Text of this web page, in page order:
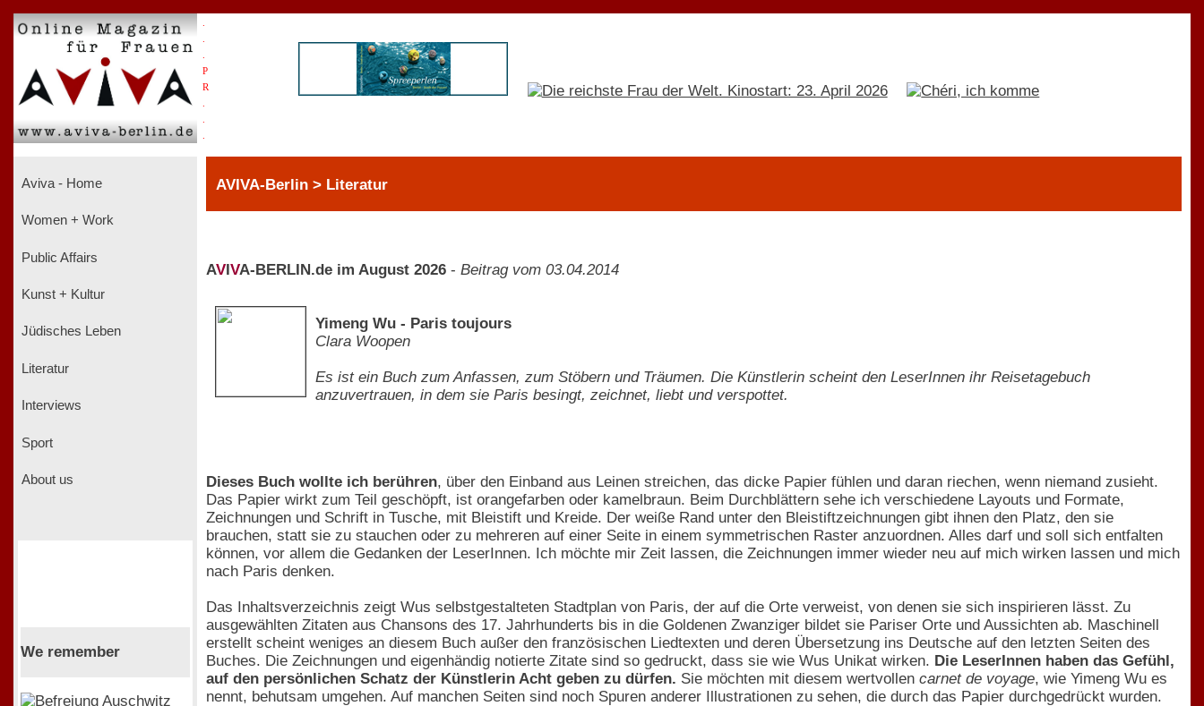
P
R
Aviva - Home
Women + Work
Public Affairs
Kunst + Kultur
Jüdisches Leben
Literatur
Interviews
Sport
About us
We remember
AVIVA-Berlin > Literatur
AV VA-BERLIN.de im August 2026 - Beitrag vom 03.04.2014
Yimeng Wu - Paris toujours
Clara Woopen
Es ist ein Buch zum Anfassen, zum Stöbern und Träumen. Die Künstlerin scheint den LeserInnen ihr Reisetagebuch
anzuvertrauen, in dem sie Paris besingt, zeichnet, liebt und verspottet.
Dieses Buch wollte ich berühren, über den Einband aus Leinen streichen, das dicke Papier fühlen und daran riechen, wenn niemand zusieht.
Das Papier wirkt zum Teil geschöpft, ist orangefarben oder kamelbraun. Beim Durchblättern sehe ich verschiedene Layouts und Formate,
Zeichnungen und Schrift in Tusche, mit Bleistift und Kreide. Der weiße Rand unter den Bleistiftzeichnungen gibt ihnen den Platz, den sie
brauchen, statt sie zu stauchen oder zu mehreren auf einer Seite in einem symmetrischen Raster anzuordnen. Alles darf und soll sich entfalten
können, vor allem die Gedanken der LeserInnen. Ich möchte mir Zeit lassen, die Zeichnungen immer wieder neu auf mich wirken lassen und mich
nach Paris denken.
Das Inhaltsverzeichnis zeigt Wus selbstgestalteten Stadtplan von Paris, der auf die Orte verweist, von denen sie sich inspirieren lässt. Zu
ausgewählten Zitaten aus Chansons des 17. Jahrhunderts bis in die Goldenen Zwanziger bildet sie Pariser Orte und Aussichten ab. Maschinell
erstellt scheint weniges an diesem Buch außer den französischen Liedtexten und deren Übersetzung ins Deutsche auf den letzten Seiten des
Buches. Die Zeichnungen und eigenhändig notierte Zitate sind so gedruckt, dass sie wie Wus Unikat wirken. Die LeserInnen haben das Gefühl,
auf den persönlichen Schatz der Künstlerin Acht geben zu dürfen. Sie möchten mit diesem wertvollen carnet de voyage, wie Yimeng Wu es
nennt, behutsam umgehen. Auf manchen Seiten sind noch Spuren anderer Illustrationen zu sehen, die durch das Papier durchgedrückt wurden.